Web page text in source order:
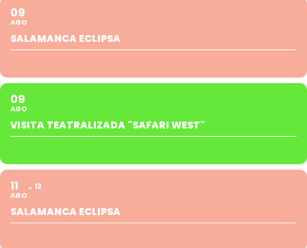
09
AGO
SALAMANCA ECLIPSA
09
AGO
VISITA TEATRALIZADA "SAFARI WEST"
11
AGO
12
SALAMANCA ECLIPSA